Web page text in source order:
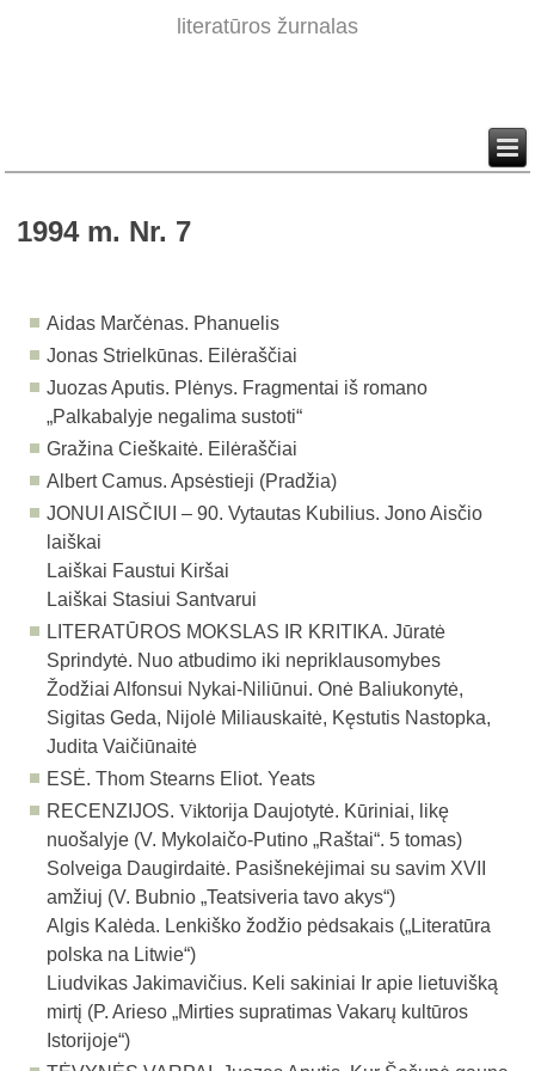
literatūros žurnalas
1994 m. Nr. 7
Aidas Marčėnas. Phanuelis
Jonas Strielkūnas. Eilėraščiai
Juozas Aputis. Plėnys. Fragmentai iš romano
„Palkabalyje negalima sustoti“
Gražina Cieškaitė. Eilėraščiai
Albert Camus. Apsėstieji (Pradžia)
JONUI AISČIUI – 90.Vytautas Kubilius. Jono Aisčio
laiškai
Laiškai Faustui Kiršai
Laiškai Stasiui Santvarui
LITERATŪROS MOKSLAS IR KRITIKA.Jūratė
Sprindytė. Nuo atbudimo iki nepriklausomybes
Žodžiai Alfonsui Nykai-Niliūnui. Onė Baliukonytė,
Sigitas Geda, Nijolė Miliauskaitė, Kęstutis Nastopka,
Judita Vaičiūnaitė
ESĖ.Thom Stearns Eliot. Yeats
RECENZIJOS.Viktorija Daujotytė. Kūriniai, likę
nuošalyje (V. Mykolaičo-Putino „Raštai“. 5tomas)
Solveiga Daugirdaitė. Pasišnekėjimai su savim XVII
amžiuj (V. Bubnio „Teatsiveria tavo akys“)
Algis Kalėda. Lenkiško žodžio pėdsakais („Literatūra
polska na Litwie“)
Liudvikas Jakimavičius. Keli sakiniai Ir apie lietuvišką
mirtį (P. Arieso „Mirties supratimas Vakarų kultūros
Istorijoje“)